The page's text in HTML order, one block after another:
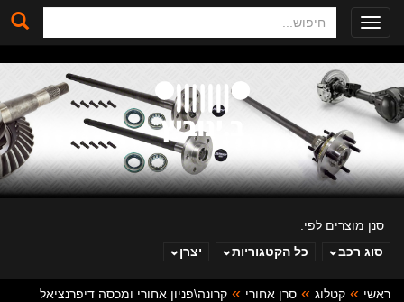
Toggle
navigation
סנן מוצרים לפי:
סוג רכב
כל הקטגוריות יצרן
ראשי קטלוג סרן אחורי
קרונה\פניון אחורי ומכסה דיפרנציאל